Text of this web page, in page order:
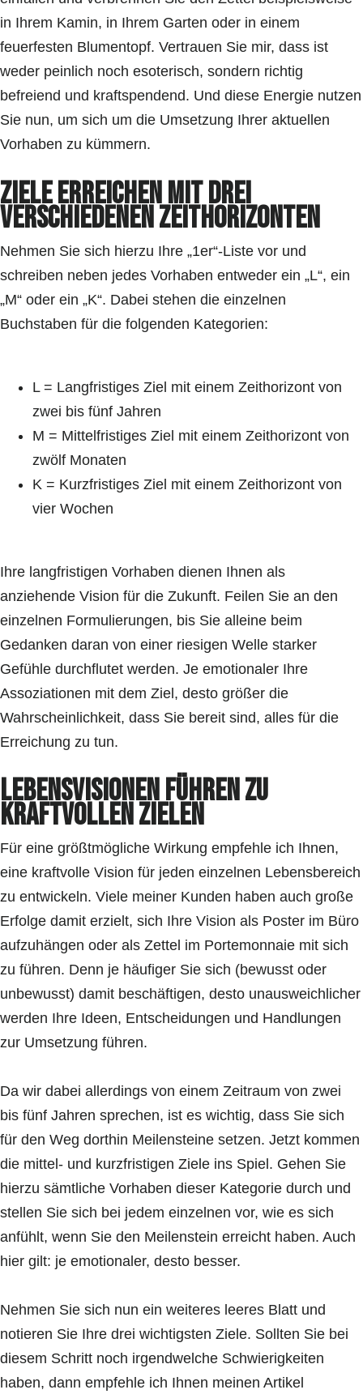
in Ihrem Kamin, in Ihrem Garten oder in einem
feuerfesten Blumentopf. Vertrauen Sie mir, dass ist
weder peinlich noch esoterisch, sondern richtig
befreiend und kraftspendend. Und diese Energie nutzen
Sie nun, um sich um die Umsetzung Ihrer aktuellen
Vorhaben zu kümmern.
Ziele erreichen mit drei
verschiedenen Zeithorizonten
Nehmen Sie sich hierzu Ihre „1er“-Liste vor und
schreiben neben jedes Vorhaben entweder ein „L“, ein
„M“ oder ein „K“. Dabei stehen die einzelnen
Buchstaben für die folgenden Kategorien:
L = Langfristiges Ziel mit einem Zeithorizont von
zwei bis fünf Jahren
M = Mittelfristiges Ziel mit einem Zeithorizont von
zwölf Monaten
K = Kurzfristiges Ziel mit einem Zeithorizont von
vier Wochen
Ihre langfristigen Vorhaben dienen Ihnen als
anziehende Vision für die Zukunft. Feilen Sie an den
einzelnen Formulierungen, bis Sie alleine beim
Gedanken daran von einer riesigen Welle starker
Gefühle durchflutet werden. Je emotionaler Ihre
Assoziationen mit dem Ziel, desto größer die
Wahrscheinlichkeit, dass Sie bereit sind, alles für die
Erreichung zu tun.
Lebensvisionen führen zu
kraftvollen Zielen
Für eine größtmögliche Wirkung empfehle ich Ihnen,
eine kraftvolle Vision für jeden einzelnen Lebensbereich
zu entwickeln. Viele meiner Kunden haben auch große
Erfolge damit erzielt, sich Ihre Vision als Poster im Büro
aufzuhängen oder als Zettel im Portemonnaie mit sich
zu führen. Denn je häufiger Sie sich (bewusst oder
unbewusst) damit beschäftigen, desto unausweichlicher
werden Ihre Ideen, Entscheidungen und Handlungen
zur Umsetzung führen.
Da wir dabei allerdings von einem Zeitraum von zwei
bis fünf Jahren sprechen, ist es wichtig, dass Sie sich
für den Weg dorthin Meilensteine setzen. Jetzt kommen
die mittel- und kurzfristigen Ziele ins Spiel. Gehen Sie
hierzu sämtliche Vorhaben dieser Kategorie durch und
stellen Sie sich bei jedem einzelnen vor, wie es sich
anfühlt, wenn Sie den Meilenstein erreicht haben. Auch
hier gilt: je emotionaler, desto besser.
Nehmen Sie sich nun ein weiteres leeres Blatt und
notieren Sie Ihre drei wichtigsten Ziele. Sollten Sie bei
diesem Schritt noch irgendwelche Schwierigkeiten
haben, dann empfehle ich Ihnen meinen Artikel